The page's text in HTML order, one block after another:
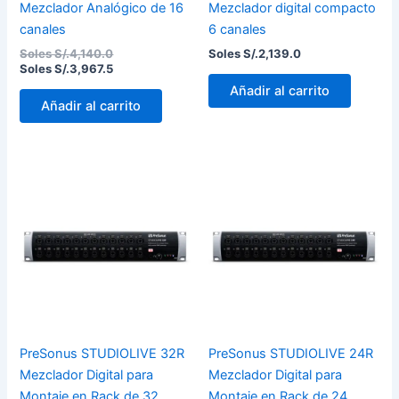
Mezclador Analógico de 16
canales
Soles S/.4,140.0
Soles S/.3,967.5
Añadir al carrito
Mezclador digital compacto
6 canales
Soles S/.2,139.0
Añadir al carrito
PreSonus STUDIOLIVE 32R
Mezclador Digital para
PreSonus STUDIOLIVE 24R
Mezclador Digital para